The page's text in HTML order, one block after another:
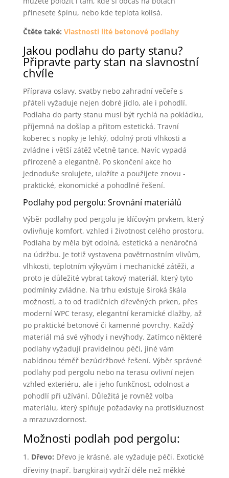
přinesete špínu, nebo kde teplota kolísá.
Čtěte také: Vlastnosti lité betonové podlahy
Jakou podlahu do party stanu?
Připravte party stan na slavnostní
chvíle
Příprava oslavy, svatby nebo zahradní večeře s
přáteli vyžaduje nejen dobré jídlo, ale i pohodlí.
Podlaha do party stanu musí být rychlá na pokládku,
příjemná na došlap a přitom estetická. Travní
koberec s nopky je lehký, odolný proti vlhkosti a
zvládne i větší zátěž včetně tance. Navíc vypadá
přirozeně a elegantně. Po skončení akce ho
jednoduše srolujete, uložíte a použijete znovu -
praktické, ekonomické a pohodlné řešení.
Podlahy pod pergolu: Srovnání materiálů
Výběr podlahy pod pergolu je klíčovým prvkem, který
ovlivňuje komfort, vzhled i životnost celého prostoru.
Podlaha by měla být odolná, estetická a nenáročná
na údržbu. Je totiž vystavena povětrnostním vlivům,
vlhkosti, teplotním výkyvům i mechanické zátěži, a
proto je důležité vybrat takový materiál, který tyto
podmínky zvládne. Na trhu existuje široká škála
možností, a to od tradičních dřevěných prken, přes
moderní WPC terasy, elegantní keramické dlažby, až
po praktické betonové či kamenné povrchy. Každý
materiál má své výhody i nevýhody. Zatímco některé
podlahy vyžadují pravidelnou péči, jiné vám
nabídnou téměř bezúdržbové řešení. Výběr správné
podlahy pod pergolu nebo na terasu ovlivní nejen
vzhled exteriéru, ale i jeho funkčnost, odolnost a
pohodlí při užívání. Důležitá je rovněž volba
materiálu, který splňuje požadavky na protiskluznost
a mrazuvzdornost.
Možnosti podlah pod pergolu:
Dřevo: Dřevo je krásné, ale vyžaduje péči. Exotické
dřeviny (např. bangkirai) vydrží déle než měkké